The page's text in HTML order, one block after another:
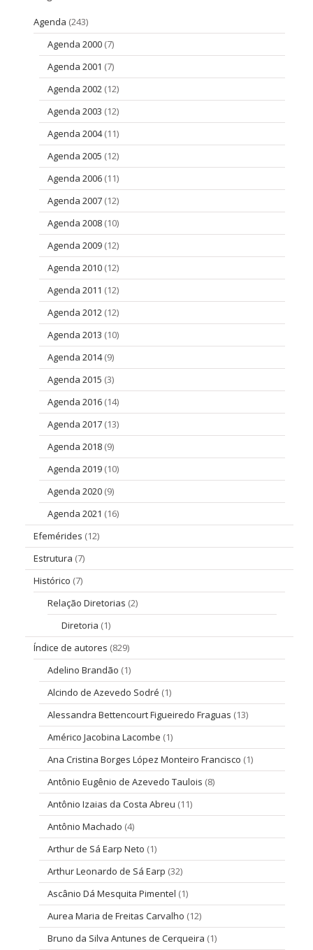
Agenda (243)
Agenda 2000 (7)
Agenda 2001 (7)
Agenda 2002 (12)
Agenda 2003 (12)
Agenda 2004(11)
Agenda 2005 (12)
Agenda 2006 (11)
Agenda 2007 (12)
Agenda 2008 (10)
Agenda 2009 (12)
Agenda 2010 (12)
Agenda 2011 (12)
Agenda 2012 (12)
Agenda 2013 (10)
Agenda 2014(9)
Agenda 2015 (3)
Agenda 2016 (14)
Agenda 2017 (13)
Agenda 2018 (9)
Agenda 2019 (10)
Agenda 2020 (9)
Agenda 2021 (16)
Efemérides (12)
Estrutura (7)
Histórico (7)
Relação Diretorias (2)
Diretoria (1)
Índice de autores (829)
Adelino Brandão (1)
Alcindo de Azevedo Sodré (1)
Alessandra Bettencourt Figueiredo Fraguas (13)
Américo Jacobina Lacombe (1)
Ana Cristina Borges López Monteiro Francisco (1)
Antônio Eugênio de Azevedo Taulois (8)
Antônio Izaias da Costa Abreu (11)
Antônio Machado (4)
Arthur de Sá Earp Neto (1)
Arthur Leonardo de Sá Earp (32)
Ascânio Dá Mesquita Pimentel (1)
Aurea Maria de Freitas Carvalho (12)
Bruno da Silva Antunes de Cerqueira (1)